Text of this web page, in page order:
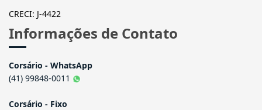
CRECI: J-4422
Informações de Contato
Corsário - WhatsApp
(41) 99848-0011
Corsário - Fixo